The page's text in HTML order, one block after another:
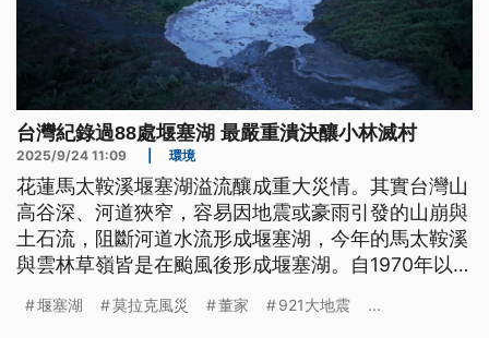
台灣紀錄過88處堰塞湖 最嚴重潰決釀小林滅村
2025/9/24 11:09 環境
花蓮馬太鞍溪堰塞湖溢流釀成重大災情。其實台灣山
高谷深、河道狹窄，容易因地震或豪雨引發的山崩與
土石流，阻斷河道水流形成堰塞湖，今年的馬太鞍溪
與雲林草嶺皆是在颱風後形成堰塞湖。自1970年以
成高雄小林村滅村，學者指出，堰塞湖的形成時間與
堰塞湖 莫拉克風災 董家 921大地震 ...